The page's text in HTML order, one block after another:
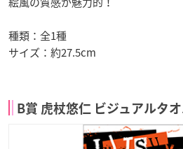
種類：全1種
サイズ：約27.5cm
B賞 虎杖悠仁 ビジュアルタ